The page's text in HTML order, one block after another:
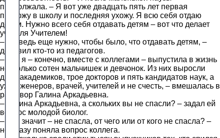
продолжала. – Я вот уже двадцать пять лет первая
прихожу в школу и последняя ухожу. Я всю себя отдаю
детям. Нужно всего себя отдавать детям – вот что делает
учителя Учителем!
– Но ведь еще нужно, чтобы было, что отдавать детям, –
добавил кто-то из педагогов.
– Вот я – конечно, вместе с коллегами – выпустила в жизнь
несколько сотен мальчишек и девчонок. Из них выросли
двое академиков, трое докторов и пять кандидатов наук, а
уж инженеров, врачей, учителей и не счесть, – вмешалась в
разговор Галина Аркадьевна.
– Галина Аркадьевна, а скольких вы не спасли? – задал ей
вопрос молодой биолог.
– Что значит – не спасла, от чего или от кого не спасла? –
не сразу поняла вопрос коллега.